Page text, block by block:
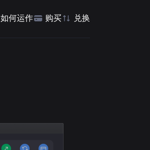
如何运作 购买 兑换